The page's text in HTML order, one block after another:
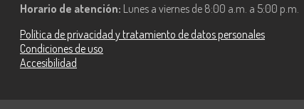
Horario de atención: Lunes a viernes de 8:00 a.m. a 5:00 p.m.
Política de privacidad y tratamiento de datos personales
Condiciones de uso
Accesibilidad